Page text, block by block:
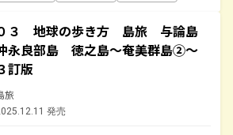
３ 地球の歩き方 島旅 与論島
永良部島 徳之島～奄美群島②～
訂版
旅
発売